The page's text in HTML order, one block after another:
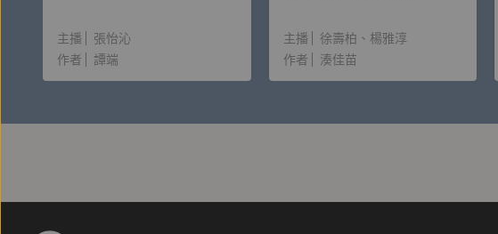
主播
張怡沁
作者
譚端
主播 徐壽柏
楊雅淳
作者
湊佳苗